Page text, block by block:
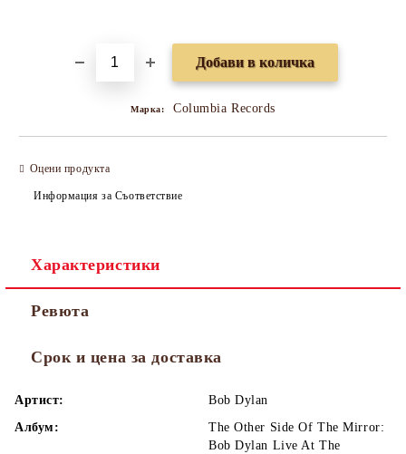
Марка: Columbia Records
Оцени продукта
Информация за Съответствие
Характеристики
Ревюта
Срок и цена за доставка
Артист:
Bob Dylan
Албум:
The Other Side Of The Mirror:
Bob Dylan Live At The